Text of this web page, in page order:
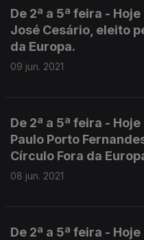
De 2ª a 5ª feira -
José Cesário, eleito
da Europa.
09 jun. 2021
De 2ª a 5ª feira -
Paulo Porto
Círculo Fora da
08 jun. 2021
De 2ª a 5ª feira -